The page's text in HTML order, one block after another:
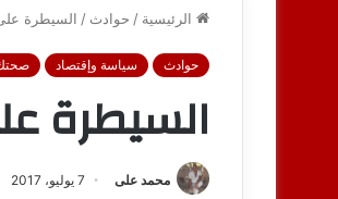
الرئيسية / حوادث / السيطرة
حوادث سياسة وإقتصاد
السيطرة
محمد على 7 يوليو، 2017